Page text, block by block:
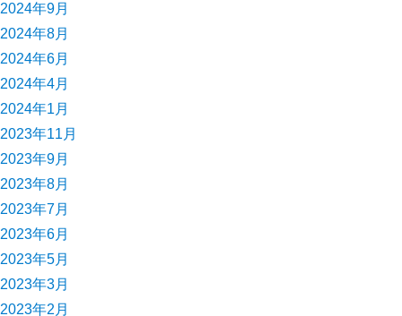
2024年9月
2024年8月
2024年6月
2024年4月
2024年1月
2023年11月
2023年9月
2023年8月
2023年7月
2023年6月
2023年5月
2023年3月
2023年2月